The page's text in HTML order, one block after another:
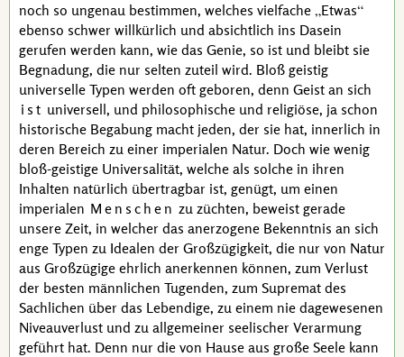
noch so ungenau bestimmen, welches vielfache Etwas
ebenso schwer willkürlich und absichtlich ins Dasein
gerufen werden kann, wie das Genie, so ist und bleibt sie
Begnadung, die nur selten zuteil wird. Bloß geistig
universelle Typen werden oft geboren, denn Geist an sich
ist universell, und philosophische und religiöse, ja schon
historische Begabung macht jeden, der sie hat, innerlich in
deren Bereich zu einer imperialen Natur. Doch wie wenig
bloß-geistige Universalität, welche als solche in ihren
Inhalten natürlich übertragbar ist, genügt, um einen
imperialen Menschen zu züchten, beweist gerade
unsere Zeit, in welcher das anerzogene Bekenntnis an sich
enge Typen zu Idealen der Großzügigkeit, die nur von Natur
aus Großzügige ehrlich anerkennen können, zum Verlust
der besten männlichen Tugenden, zum Supremat des
Sachlichen über das Lebendige, zu einem nie dagewesenen
Niveauverlust und zu allgemeiner seelischer Verarmung
geführt hat. Denn nur die von Hause aus große Seele kann